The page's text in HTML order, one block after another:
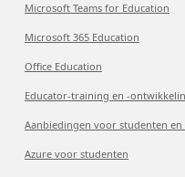
Microsoft Teams for Education
Microsoft 365 Education
Office Education
Educator-training en -
Aanbiedingen voor studenten en
Azure voor studenten